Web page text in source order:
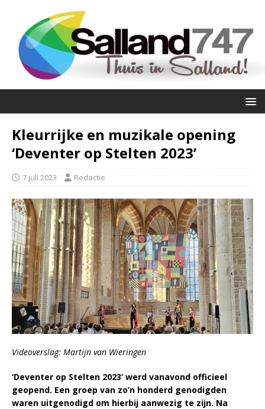
Kleurrijke en muzikale opening
‘Deventer op Stelten 2023’
7 juli 2023 Redactie
Videoverslag: Martijn van Wieringen
‘Deventer op Stelten 2023’ werd vanavond officieel
geopend. Een groep van zo’n honderd genodigden
waren uitgenodigd om hierbij aanwezig te zijn. Na